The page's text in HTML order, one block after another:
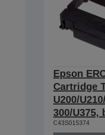
Epson
Cartridge
U200/
300/U375,
C43S015374